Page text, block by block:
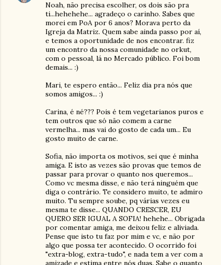
Noah, não precisa escolher, os dois são pra
ti...hehehehe... agradeço o carinho. Sabes que
morei em PoA por 6 anos? Morava perto da
Igreja da Matriz. Quem sabe ainda passo por aí,
e temos a oportunidade de nos encontrar. fiz
um encontro da nossa comunidade no orkut,
com o pessoal, lá no Mercado público. Foi bom
demais... :)
Mari, te espero então... Feliz dia pra nós que
somos amigos... :)
Carina, é né??? Pois é tem vegetarianos puros e
tem outros que só não comem a carne
vermelha... mas vai do gosto de cada um... Eu
gosto muito de carne.
Sofia, não importa os motivos, sei que é minha
amiga. E isto as vezes são provas que temos de
passar para provar o quanto nos queremos...
Como vc mesma disse, e não terá ninguém que
diga o contrário. Te considero muito, te admiro
muito. Tu sempre soube, pq várias vezes eu
mesma te disse... QUANDO CRESCER, EU
QUERO SER IGUAL A SOFIA! hehehe... Obrigada
por comentar amiga, me deixou feliz e aliviada.
Pense que isto tu faz por mim e vc, e não por
algo que possa ter acontecido. O ocorrido foi
"extra-blog, extra-tudo", e nada tem a ver com a
amizade e estima entre nós duas. Sabe o quanto